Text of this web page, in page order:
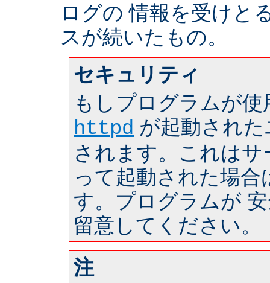
ログの 情報を受けと
スが続いたもの。
セキュリティ
もしプログラムが
httpd が起動され
されます。これは
って起動された場合
す。プログラムが
留意してください。
注